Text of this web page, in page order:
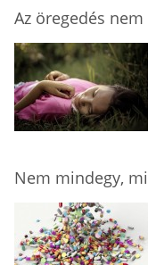
Az öregedés
Nem mindegy,